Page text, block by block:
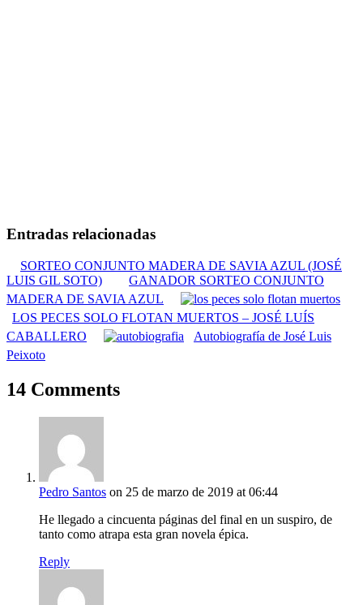
Entradas relacionadas
SORTEO CONJUNTO MADERA DE SAVIA AZUL (JOSÉ
LUIS GIL SOTO)
GANADOR SORTEO CONJUNTO
MADERA DE SAVIA AZUL
LOS PECES SOLO FLOTAN MUERTOS – JOSÉ LUÍS
CABALLERO
Autobiografía de José Luis
Peixoto
14 Comments
Pedro Santos on 25 de marzo de 2019 at 06:44
He llegado a cincuenta páginas del final en un suspiro, de
tanto como atrapa esta gran novela épica.
Reply